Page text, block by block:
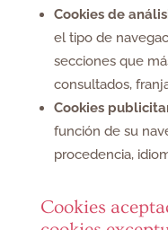
Cookies de
el tipo de
secciones que
consultados,
Cookies
función de su
procedencia,
Cookies